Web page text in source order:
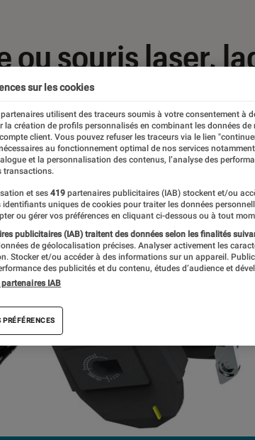
ou souris laser,
sur les cookies
partenaires utilisent des traceurs soumis à votre consentement à
la création de profils personnalisés en combinant les données
client. Vous pouvez refuser les traceurs via le lien
au fonctionnement optimal de nos services
et la personnalisation des contenus, l’analyse des
transactions.
et ses 419 partenaires publicitaires (IAB) stockent et/ou
identifiants uniques de cookies pour traiter les données
ou gérer vos préférences en cliquant ci-dessous ou à tout
publicitaires (IAB) traitent des données selon les finalités
de géolocalisation précises. Analyser activement les
Stocker et/ou accéder à des informations sur un appareil.
des publicités et du contenu, études d’audience et
IAB
PRÉFÉRENCES